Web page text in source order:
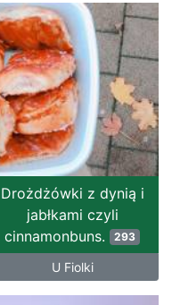
Drożdżówki z dynią i
jabłkami czyli
cinnamonbuns. 293
U Fiolki